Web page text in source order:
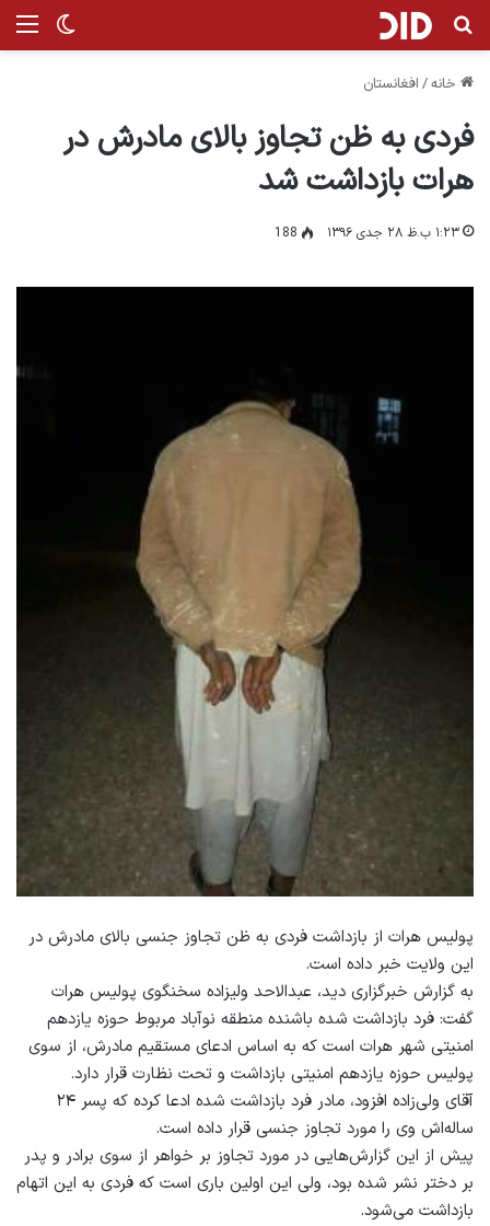
تغییر جستجو برای
خانه/ افغانستان
فردی به ظن تجاوز بالای مادرش در
هرات بازداشت شد
۱:۲۳ ب.ظ ۲۸ جدی ۱۳۹۶ 188
پولیس هرات از بازداشت فردی به ظن تجاوز جنسی بالای مادرش در
این ولایت خبر داده است.
به گزارش خبرگزاری دید، عبدالاحد ولیزاده سخنگوی پولیس هرات
گفت: فرد بازداشت شده باشنده منطقه نوآباد مربوط حوزه یازدهم
امنیتی شهر هرات است که به اساس ادعای مستقیم مادرش، از سوی
پولیس حوزه یازدهم امنیتی بازداشت و تحت نظارت قرار دارد.
آقای ولی‌زاده افزود، مادر فرد بازداشت شده ادعا کرده که پسر ۲۴
ساله‌اش وی را مورد تجاوز جنسی قرار داده است.
پیش از این گزارش‌هایی در مورد تجاوز بر خواهر از سوی برادر و پدر
بر دختر نشر شده بود، ولی این اولین باری است که فردی به این اتهام
بازداشت می‌شود.